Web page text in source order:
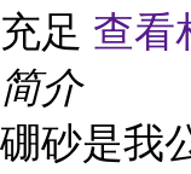
充足 查看
简介
硼砂是我